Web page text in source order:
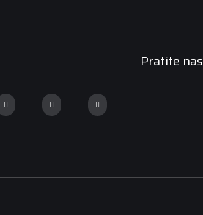
Pratite nas